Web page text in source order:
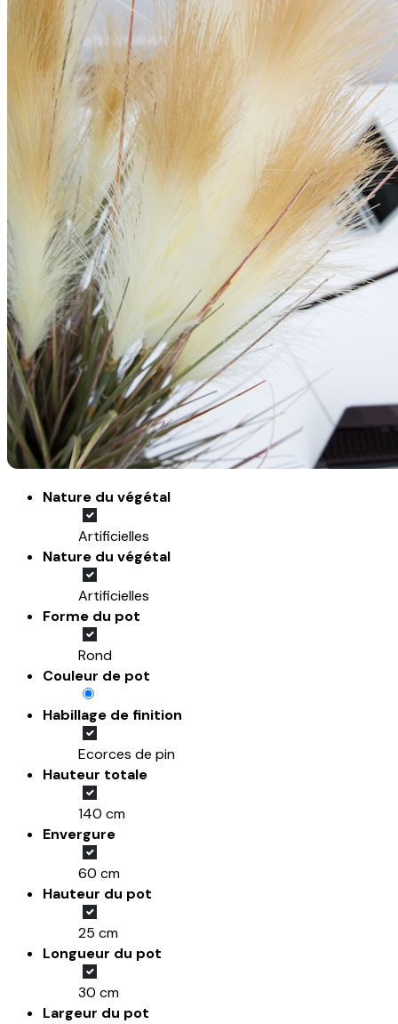
Nature du végétal
Artificielles
Nature du végétal
Artificielles
Forme du pot
Rond
Couleur de pot
Habillage de finition
Ecorces de pin
Hauteur totale
140 cm
Envergure
60 cm
Hauteur du pot
25 cm
Longueur du pot
30 cm
Largeur du pot